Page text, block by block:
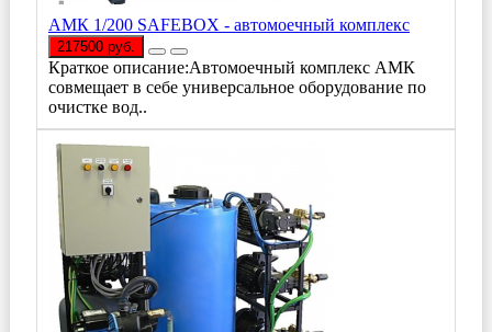
АМК 1/200 SAFEBOX - автомоечный комплекс
217500 руб.
Краткое описание:Автомоечный комплекс АМК
совмещает в себе универсальное оборудование по
очистке вод..